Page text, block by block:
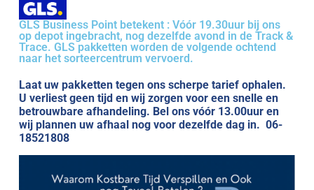
GLS Business Point betekent : Vóór 19.30uur bij ons
op depot ingebracht, nog dezelfde avond in de Track &
Trace. GLS pakketten worden de volgende ochtend
naar het sorteercentrum vervoerd.
Laat uw pakketten tegen ons scherpe tarief ophalen.
U verliest geen tijd en wij zorgen voor een snelle en
betrouwbare afhandeling. Bel ons vóór 13.00uur en
wij plannen uw afhaal nog voor dezelfde dag in. 06-
18521808